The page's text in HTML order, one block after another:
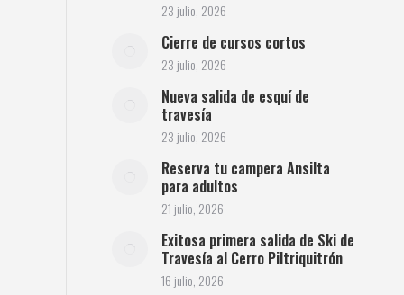
23 julio, 2026
Cierre de cursos cortos
23 julio, 2026
Nueva salida de esquí de
travesía
23 julio, 2026
Reserva tu campera Ansilta
para adultos
21 julio, 2026
Exitosa primera salida de Ski de
Travesía al Cerro Piltriquitrón
16 julio, 2026